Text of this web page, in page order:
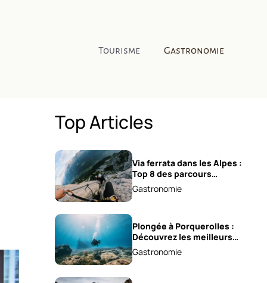
Tourisme Gastronomie
Top Articles
Via ferrata dans les Alpes :
Top 8 des parcours
sensationnels !
Gastronomie
Plongée à Porquerolles :
Découvrez les meilleurs
spots !
Gastronomie